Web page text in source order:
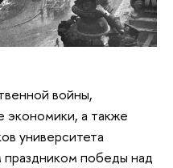
войны,
а также
университета
праздником победы над